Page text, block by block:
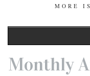
MORE
Monthly